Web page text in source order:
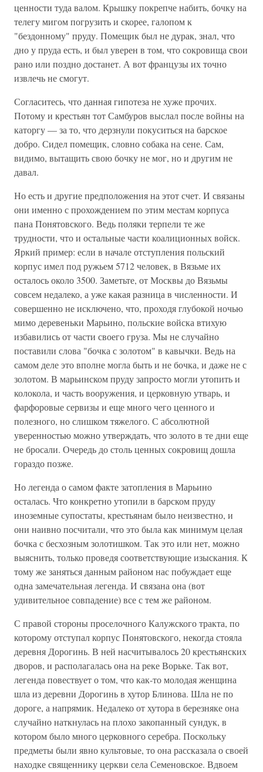
ценности туда валом. Крышку покрепче набить, бочку на
телегу мигом погрузить и скорее, галопом к
"бездонному" пруду. Помещик был не дурак, знал, что
дно у пруда есть, и был уверен в том, что сокровища свои
рано или поздно достанет. А вот французы их точно
извлечь не смогут.
Согласитесь, что данная гипотеза не хуже прочих.
Потому и крестьян тот Самбуров выслал после войны на
каторгу — за то, что дерзнули покуситься на барское
добро. Сидел помещик, словно собака на сене. Сам,
видимо, вытащить свою бочку не мог, но и другим не
давал.
Но есть и другие предположения на этот счет. И связаны
они именно с прохождением по этим местам корпуса
пана Понятовского. Ведь поляки терпели те же
трудности, что и остальные части коалиционных войск.
Яркий пример: если в начале отступления польский
корпус имел под ружьем 5712 человек, в Вязьме их
осталось около 3500. Заметьте, от Москвы до Вязьмы
совсем недалеко, а уже какая разница в численности. И
совершенно не исключено, что, проходя глубокой ночью
мимо деревеньки Марьино, польские войска втихую
избавились от части своего груза. Мы не случайно
поставили слова "бочка с золотом" в кавычки. Ведь на
самом деле это вполне могла быть и не бочка, и даже не с
золотом. В марьинском пруду запросто могли утопить и
колокола, и часть вооружения, и церковную утварь, и
фарфоровые сервизы и еще много чего ценного и
полезного, но слишком тяжелого. С абсолютной
уверенностью можно утверждать, что золото в те дни еще
не бросали. Очередь до столь ценных сокровищ дошла
гораздо позже.
Но легенда о самом факте затопления в Марьино
осталась. Что конкретно утопили в барском пруду
иноземные супостаты, крестьянам было неизвестно, и
они наивно посчитали, что это была как минимум целая
бочка с бесхозным золотишком. Так это или нет, можно
выяснить, только проведя соответствующие изыскания. К
тому же заняться данным районом нас побуждает еще
одна замечательная легенда. И связана она (вот
удивительное совпадение) все с тем же районом.
С правой стороны проселочного Калужского тракта, по
которому отступал корпус Понятовского, некогда стояла
деревня Дорогинь. В ней насчитывалось 20 крестьянских
дворов, и располагалась она на реке Ворьке. Так вот,
легенда повествует о том, что как-то молодая женщина
шла из деревни Дорогинь в хутор Блинова. Шла не по
дороге, а напрямик. Недалеко от хутора в березняке она
случайно наткнулась на плохо закопанный сундук, в
котором было много церковного серебра. Поскольку
предметы были явно культовые, то она рассказала о своей
находке священнику церкви села Семеновское. Вдвоем